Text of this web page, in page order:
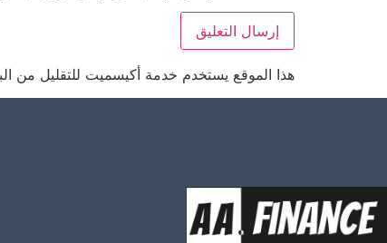
هذا الموقع يستخدم خدمة أكيسميت للتقليل من